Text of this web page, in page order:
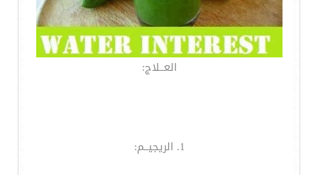
العــلاج:
1. الريجيــم: